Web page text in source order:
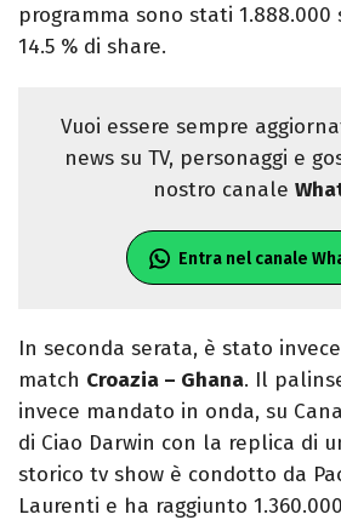
programma sono stati
14.5 % di share.
Vuoi essere sempre
news su TV, personaggi e
nostro canale
Entra nel canale
In seconda serata, è stato
match Croazia – Ghana. Il
invece mandato in onda, su
di Ciao Darwin con la replica di
storico tv show è condotto da
Laurenti e ha raggiunto